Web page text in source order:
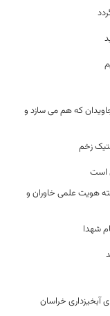
ای جاویدان که هم می سازد و
زخم
است
هویت علمی خاوران و
شهدا
های آبخیزداری خراسان